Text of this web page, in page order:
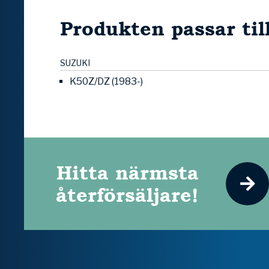
Produkten passar
SUZUKI
K50Z/DZ (1983-)
Hitta närmsta
återförsäljare!